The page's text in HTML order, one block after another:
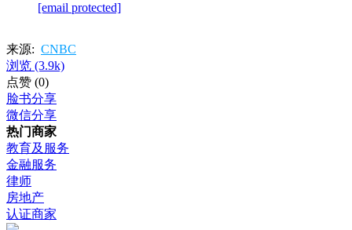
[email protected]
来源: CNBC
浏览 (3.9k)
点赞 (0)
脸书分享
微信分享
热门商家
教育及服务
金融服务
律师
房地产
认证商家